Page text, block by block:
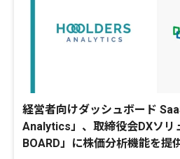
経営者向けダッシュボード
Analytics」、取締役会DXソリ
BOARD」に株価分析機能を提